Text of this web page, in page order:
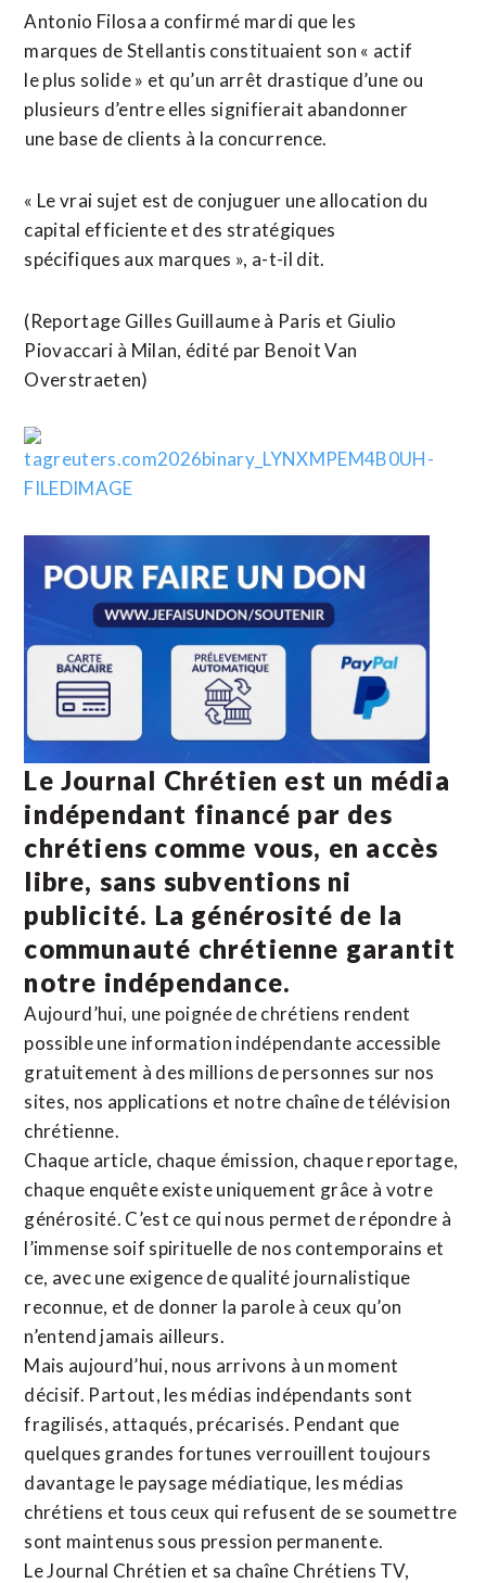
Antonio Filosa a confirmé mardi que les
marques de Stellantis constituaient son « actif
le plus solide » et qu’un arrêt drastique d’une ou
plusieurs d’entre elles signifierait abandonner
⁠une base de clients à la concurrence.
« Le vrai sujet est de conjuguer une allocation du
capital efficiente et des stratégiques
spécifiques aux marques », a-t-il ​dit.
(Reportage Gilles Guillaume à Paris et Giulio
Piovaccari à ​Milan, édité par Benoit Van
Overstraeten)
Le Journal Chrétien est un média
indépendant financé par des
chrétiens comme vous, en accès
libre, sans subventions ni
publicité. La générosité de la
communauté chrétienne garantit
notre indépendance.
Aujourd’hui, une poignée de chrétiens rendent
possible une information indépendante accessible
gratuitement à des millions de personnes sur nos
sites, nos applications et notre chaîne de télévision
chrétienne.
Chaque article, chaque émission, chaque reportage,
chaque enquête existe uniquement grâce à votre
générosité. C’est ce qui nous permet de répondre à
l’immense soif spirituelle de nos contemporains et
ce, avec une exigence de qualité journalistique
reconnue, et de donner la parole à ceux qu’on
n’entend jamais ailleurs.
Mais aujourd’hui, nous arrivons à un moment
décisif. Partout, les médias indépendants sont
fragilisés, attaqués, précarisés. Pendant que
quelques grandes fortunes verrouillent toujours
davantage le paysage médiatique, les médias
chrétiens et tous ceux qui refusent de se soumettre
sont maintenus sous pression permanente.
Le Journal Chrétien et sa chaîne Chrétiens TV,